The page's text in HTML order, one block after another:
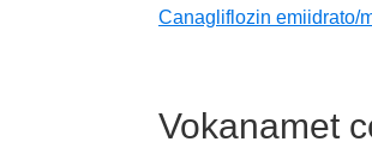
Canagliflozin emiidrato/
Vokanamet